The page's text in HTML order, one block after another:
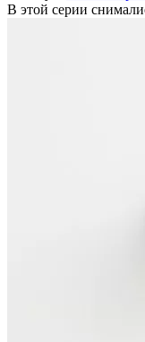
В этой серии